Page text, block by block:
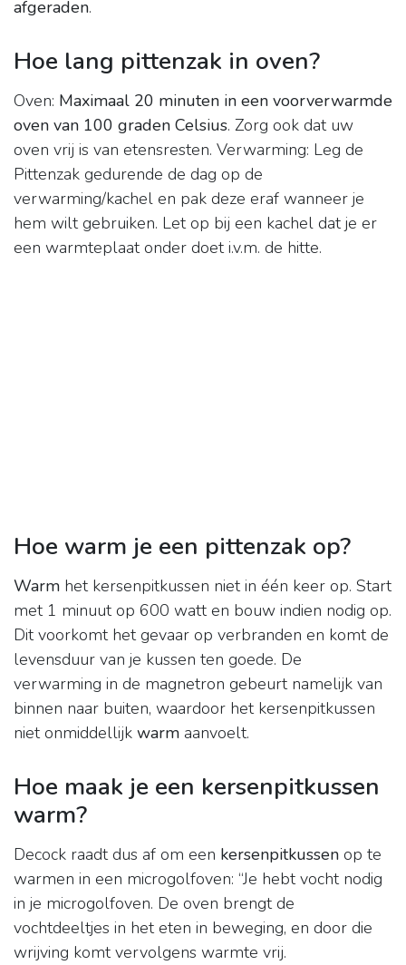
afgeraden.
Hoe lang pittenzak in oven?
Oven: Maximaal 20 minuten in een voorverwarmde
oven van 100 graden Celsius. Zorg ook dat uw
oven vrij is van etensresten. Verwarming: Leg de
Pittenzak gedurende de dag op de
verwarming/kachel en pak deze eraf wanneer je
hem wilt gebruiken. Let op bij een kachel dat je er
een warmteplaat onder doet i.v.m. de hitte.
Hoe warm je een pittenzak op?
Warm het kersenpitkussen niet in één keer op. Start
met 1 minuut op 600 watt en bouw indien nodig op.
Dit voorkomt het gevaar op verbranden en komt de
levensduur van je kussen ten goede. De
verwarming in de magnetron gebeurt namelijk van
binnen naar buiten, waardoor het kersenpitkussen
niet onmiddellijk warm aanvoelt.
Hoe maak je een kersenpitkussen
warm?
Decock raadt dus af om een kersenpitkussen op te
warmen in een microgolfoven: “Je hebt vocht nodig
in je microgolfoven. De oven brengt de
vochtdeeltjes in het eten in beweging, en door die
wrijving komt vervolgens warmte vrij.